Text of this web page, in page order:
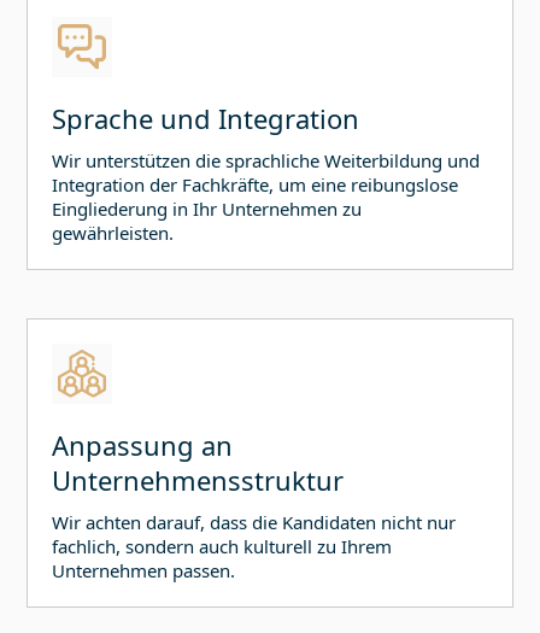
Sprache und Integration
Wir unterstützen die sprachliche Weiterbildung und
Integration der Fachkräfte, um eine reibungslose
Eingliederung in Ihr Unternehmen zu
gewährleisten.
Anpassung an
Unternehmensstruktur
Wir achten darauf, dass die Kandidaten nicht nur
fachlich, sondern auch kulturell zu Ihrem
Unternehmen passen.